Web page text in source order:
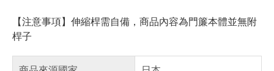
【注意事項】伸縮桿需自備，商品內容為門簾本體並無附
桿子